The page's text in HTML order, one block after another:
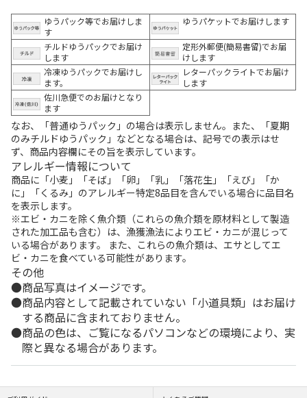
ゆうパック等でお届けしま
す
ゆうパケットでお届けします
チルドゆうパックでお届け
します
定形外郵便(簡易書留)でお届
けします
冷凍ゆうパックでお届けし
ます。
レターパックライトでお届け
します
佐川急便でのお届けとなり
ます
なお、「普通ゆうパック」の場合は表示しません。また、「夏期
のみチルドゆうパック」などとなる場合は、記号での表示はせ
ず、商品内容欄にその旨を表示しています。
アレルギー情報について
商品に「小麦」「そば」「卵」「乳」「落花生」「えび」「か
に」「くるみ」のアレルギー特定8品目を含んでいる場合に品目名
を表示します。
※エビ・カニを除く魚介類（これらの魚介類を原材料として製造
された加工品も含む）は、漁獲漁法によりエビ・カニが混じって
いる場合があります。 また、これらの魚介類は、エサとしてエ
ビ・カニを食べている可能性があります。
その他
商品写真はイメージです。
商品内容として記載されていない「小道具類」はお届け
する商品に含まれておりません。
商品の色は、ご覧になるパソコンなどの環境により、実
際と異なる場合があります。